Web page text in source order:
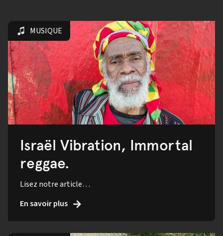
MUSIQUE
Israël Vibration, Immortal
reggae.
Lisez notre article…
En savoir plus